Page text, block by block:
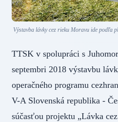
Výstavba lávky cez rieku Moravu ide podľa
TTSK v spolupráci s
septembri 2018 výstavbu
operačného programu
V-A Slovenská republika -
súčasťou projektu „Lávka